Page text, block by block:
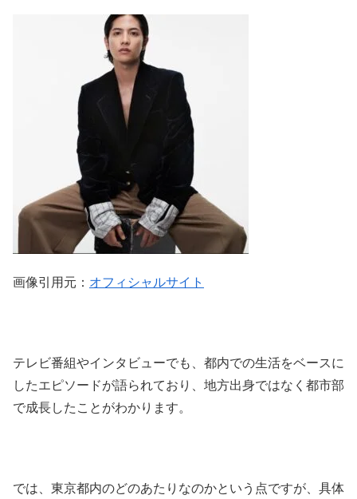
画像引用元： オフィシャルサイト
テレビ番組やインタビューでも、都内での生活をベースに
したエピソードが語られており、地方出身ではなく都市部
で成長したことがわかります。
では、東京都内のどのあたりなのかという点ですが、具体